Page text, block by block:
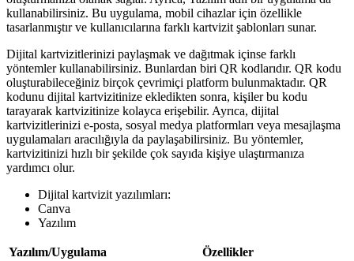
kullanabilirsiniz. Bu uygulama, mobil cihazlar için özellikle
tasarlanmıştır ve kullanıcılarına farklı kartvizit şablonları sunar.
Dijital kartvizitlerinizi paylaşmak ve dağıtmak içinse farklı
yöntemler kullanabilirsiniz. Bunlardan biri QR kodlarıdır. QR kodu
oluşturabileceğiniz birçok çevrimiçi platform bulunmaktadır. QR
kodunu dijital kartvizitinize ekledikten sonra, kişiler bu kodu
tarayarak kartvizitinize kolayca erişebilir. Ayrıca, dijital
kartvizitlerinizi e-posta, sosyal medya platformları veya mesajlaşma
uygulamaları aracılığıyla da paylaşabilirsiniz. Bu yöntemler,
kartvizitinizi hızlı bir şekilde çok sayıda kişiye ulaştırmanıza
yardımcı olur.
Dijital kartvizit yazılımları:
Canva
Yazılım
Yazılım/Uygulama
Özellikler